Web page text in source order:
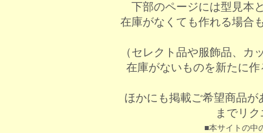
下部のページには型見本
在庫がなくても作れる場合
（セレクト品や服飾品、
在庫がないものを新たに
ほかにも掲載ご希望商品が
までリ
■本サイトの中